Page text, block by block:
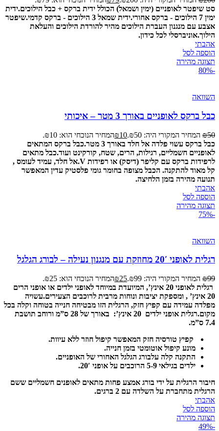
סט שיפטר לאופניים (ימין ושמאל) הכולל ידית ברקס + כבל הילוכים.ידית
ימין 7 הילוכים - ברקס אחורי.
ידית שמאל 3 הילוכים - ברקס קדמי.
שיפטר
אצבע עם מנגנון העברת הילוכים מהיר להורדת הילוכים והעלאת
הילוך.אוניברסלי לכל כידון.
אהבתי
הוספה לסל
תצוגה מהירה
-80%
השוואה
כבל ברקס לאופניים באורך 3 מטר – איכותי
₪50 המחיר המקורי היה: ₪50. ₪10
המחיר הנוכחי הוא: ₪10.
כבל ברקס עשוי פלדה אל חלד באורך 3 מטר.
כבל ברקס המתאים
לאופניים חשמליים, רגילות, הרים, שטח, קורקינט ועוד.כבל מתאים
לרפידות ברקס עם קליפר (דיסק) או רפידות V.
אל חלד, עמיד לעומס ,
קל מאוד להתקנה. הכבל מצופה בחומר גומי פלסטיק עדין המאפשר
תנועה מהירה בזמן הלחיצה.
אהבתי
הוספה לסל
תצוגה מהירה
-75%
השוואה
רגלית לאופני 20′ מחוזקת עם מנגנון נעילה – לבורג הגלגל
₪99 המחיר המקורי היה: ₪99. ₪25
המחיר הנוכחי הוא: ₪25.
רגלית לאופני 20 אינץ’, המיועדת במיוחד לאופני ילדים או אופני הרים
20 אינץ’ , ומספקת יציבות ונוחות מרבית לרוכבים הצעירים.
עשויה
מפלדה עמידה עם קפיץ חזק, הרגלית הזו מבטיחה חנייה בטוחה וקלה בכל
מקום.
רגלית אופני ילדים 20 אינץ’: באורך של 28 ס”מ ורוחב תושבת
7.4 ס”מ.
קפיץ טורסיה חזק המאפשר קיפול חוזר ללא עיוות.
מונע קיפול אוטומטי בזמן חנייה.
התקנה קלה עלבורג הגלגל האחורי של האופניים.
ילדים בגילאי 5-9 הרוכבים על אופני 20′.
חיבור הרגלית על ידי בורג אמצע פחות מתאים לאופנים חשמליים ששם
הרגלית מתחברת על השלדה עם 2 ברגים.
אהבתי
הוספה לסל
תצוגה מהירה
-49%